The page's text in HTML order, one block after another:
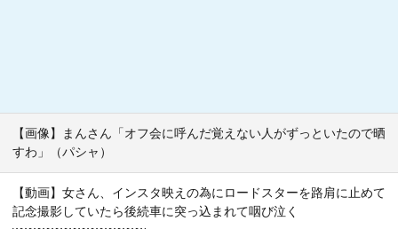
【画像】まんさん「オフ会に呼んだ覚えない人がずっといたので晒
すわ」（パシャ）
【動画】女さん、インスタ映えの為にロードスターを路肩に止めて
記念撮影していたら後続車に突っ込まれて咽び泣く